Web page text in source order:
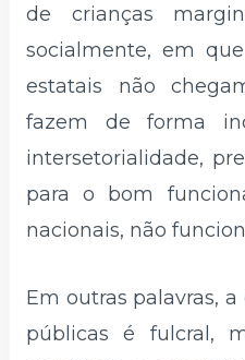
de crianças
socialmente, em
estatais não
fazem de forma
intersetorialidade,
para o bom
nacionais, não
Em outras palavras,
públicas é fulcral,